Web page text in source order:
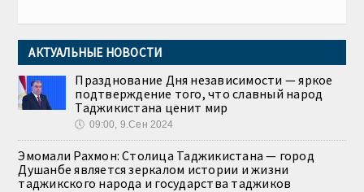
АКТУАЛЬНЫЕ НОВОСТИ
Празднование Дня независимости — яркое
подтверждение того, что славный народ
Таджикистана ценит мир
🕔 09:00, 9.Сен 2024
Эмомали Рахмон: Столица Таджикистана — город
Душанбе является зеркалом истории и жизни
таджикского народа и государства таджиков